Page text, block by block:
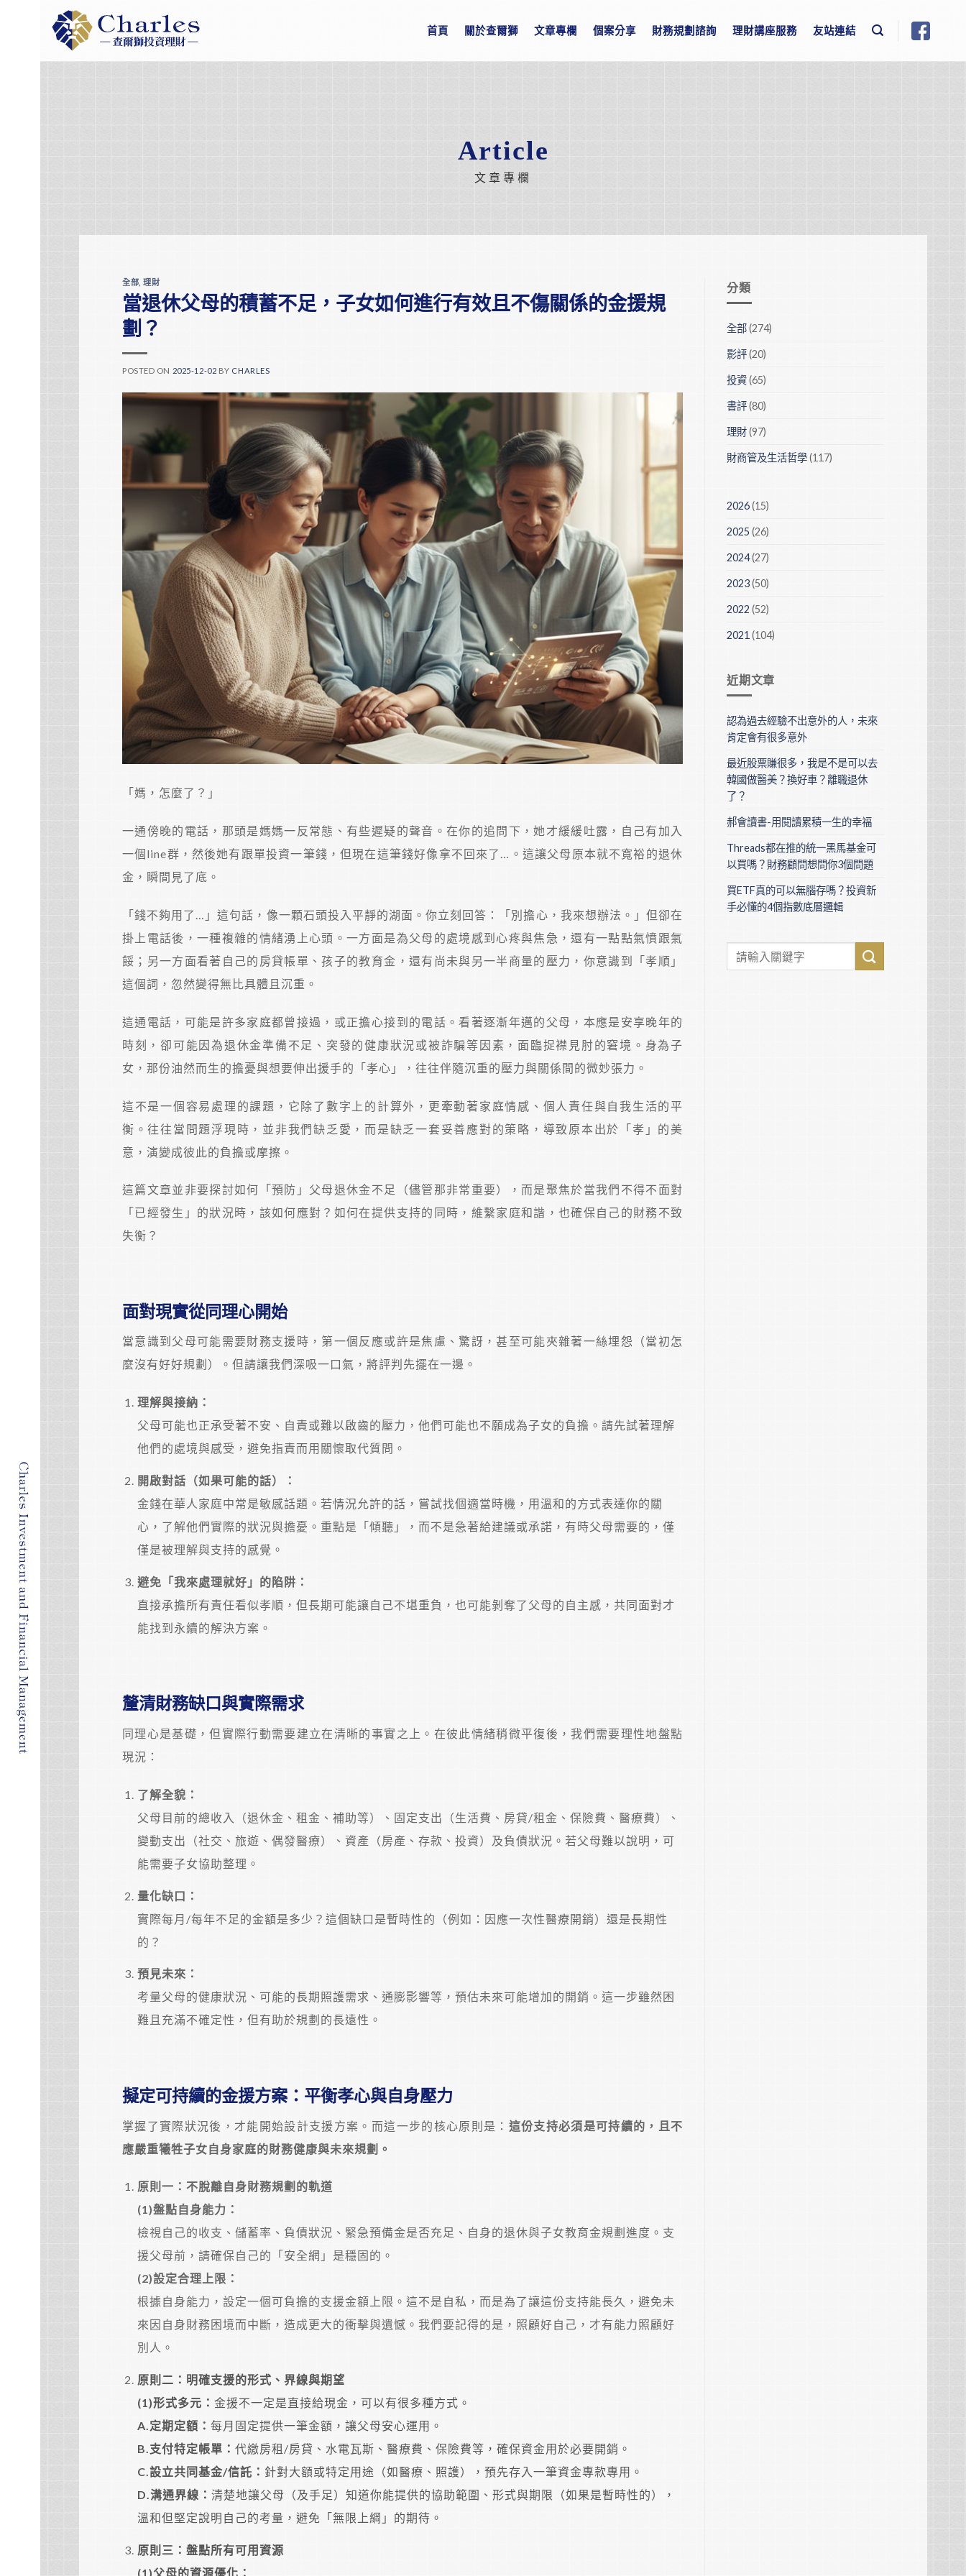
首頁 關於查爾獅 文章專欄 個案分享 財務規劃諮詢 理財講座服務 友站連結
Article
文章專欄
全部 ,理財
當退休父母的積蓄不足，子女如何進行有效且不傷關係的金援規
劃？
POSTED ON 2025-12-02 BY CHARLES
「媽，怎麼了？」
一通傍晚的電話，那頭是媽媽一反常態、有些遲疑的聲音。在你的追問下，她才緩緩吐露，自己有加入
一個line群，然後她有跟單投資一筆錢，但現在這筆錢好像拿不回來了…。這讓父母原本就不寬裕的退休
金，瞬間見了底。
「錢不夠用了…」這句話，像一顆石頭投入平靜的湖面。你立刻回答：「別擔心，我來想辦法。」但卻在
掛上電話後，一種複雜的情緒湧上心頭。一方面是為父母的處境感到心疼與焦急，還有一點點氣憤跟氣
餒；另一方面看著自己的房貸帳單、孩子的教育金，還有尚未與另一半商量的壓力，你意識到「孝順」
這個詞，忽然變得無比具體且沉重。
這通電話，可能是許多家庭都曾接過，或正擔心接到的電話。看著逐漸年邁的父母，本應是安享晚年的
時刻，卻可能因為退休金準備不足、突發的健康狀況或被詐騙等因素，面臨捉襟見肘的窘境。身為子
女，那份油然而生的擔憂與想要伸出援手的「孝心」，往往伴隨沉重的壓力與關係間的微妙張力。
這不是一個容易處理的課題，它除了數字上的計算外，更牽動著家庭情感、個人責任與自我生活的平
衡。往往當問題浮現時，並非我們缺乏愛，而是缺乏一套妥善應對的策略，導致原本出於「孝」的美
意，演變成彼此的負擔或摩擦。
這篇文章並非要探討如何「預防」父母退休金不足（儘管那非常重要），而是聚焦於當我們不得不面對
「已經發生」的狀況時，該如何應對？如何在提供支持的同時，維繫家庭和諧，也確保自己的財務不致
失衡？
面對現實從同理心開始
當意識到父母可能需要財務支援時，第一個反應或許是焦慮、驚訝，甚至可能夾雜著一絲埋怨（當初怎
麼沒有好好規劃）。但請讓我們深吸一口氣，將評判先擺在一邊。
理解與接納：
父母可能也正承受著不安、自責或難以啟齒的壓力，他們可能也不願成為子女的負擔。請先試著理解
他們的處境與感受，避免指責而用關懷取代質問。
開啟對話（如果可能的話）：
金錢在華人家庭中常是敏感話題。若情況允許的話，嘗試找個適當時機，用溫和的方式表達你的關
心，了解他們實際的狀況與擔憂。重點是「傾聽」，而不是急著給建議或承諾，有時父母需要的，僅
僅是被理解與支持的感覺。
避免「我來處理就好」的陷阱：
直接承擔所有責任看似孝順，但長期可能讓自己不堪重負，也可能剝奪了父母的自主感，共同面對才
能找到永續的解決方案。
釐清財務缺口與實際需求
同理心是基礎，但實際行動需要建立在清晰的事實之上。在彼此情緒稍微平復後，我們需要理性地盤點
現況：
了解全貌：
父母目前的總收入（退休金、租金、補助等）、固定支出（生活費、房貸/租金、保險費、醫療費）、
變動支出（社交、旅遊、偶發醫療）、資產（房產、存款、投資）及負債狀況。若父母難以說明，可
能需要子女協助整理。
量化缺口：
實際每月/每年不足的金額是多少？這個缺口是暫時性的（例如：因應一次性醫療開銷）還是長期性
的？
預見未來：
考量父母的健康狀況、可能的長期照護需求、通膨影響等，預估未來可能增加的開銷。這一步雖然困
難且充滿不確定性，但有助於規劃的長遠性。
擬定可持續的金援方案：平衡孝心與自身壓力
掌握了實際狀況後，才能開始設計支援方案。而這一步的核心原則是： 這份支持必須是可持續的，且不
應嚴重犧牲子女自身家庭的財務健康與未來規劃。
原則一：不脫離自身財務規劃的軌道
(1)盤點自身能力：
檢視自己的收支、儲蓄率、負債狀況、緊急預備金是否充足、自身的退休與子女教育金規劃進度。支
援父母前，請確保自己的「安全網」是穩固的。
(2)設定合理上限：
根據自身能力，設定一個可負擔的支援金額上限。這不是自私，而是為了讓這份支持能長久，避免未
來因自身財務困境而中斷，造成更大的衝擊與遺憾。我們要記得的是，照顧好自己，才有能力照顧好
別人。
原則二：明確支援的形式、界線與期望
(1)形式多元： 金援不一定是直接給現金，可以有很多種方式。
A.定期定額： 每月固定提供一筆金額，讓父母安心運用。
B.支付特定帳單： 代繳房租/房貸、水電瓦斯、醫療費、保險費等，確保資金用於必要開銷。
C.設立共同基金/信託： 針對大額或特定用途（如醫療、照護），預先存入一筆資金專款專用。
D.溝通界線： 清楚地讓父母（及手足）知道你能提供的協助範圍、形式與期限（如果是暫時性的），
溫和但堅定說明自己的考量，避免「無限上綱」的期待。
原則三：盤點所有可用資源
(1)父母的資源優化：
分類
全部(274)
影評(20)
投資(65)
書評(80)
理財(97)
財商管及生活哲學(117)
2026(15)
2025 (26)
2024(27)
2023(50)
2022 (52)
2021 (104)
近期文章
認為過去經驗不出意外的人，未來
肯定會有很多意外
最近股票賺很多，我是不是可以去
韓國做醫美？換好車？離職退休
了？
郝會讀書-用閱讀累積一生的幸福
Threads都在推的統一黑馬基金可
以買嗎？財務顧問想問你3個問題
買ETF真的可以無腦存嗎？投資新
手必懂的4個指數底層邏輯